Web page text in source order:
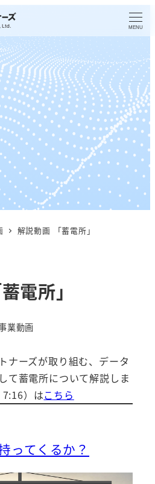
MENU
解説動画 「蓄電所」
電所」
リー
業動画
ナーズが取り組む、データ
て蓄電所について解説しま
）はこちら
ってくるか？